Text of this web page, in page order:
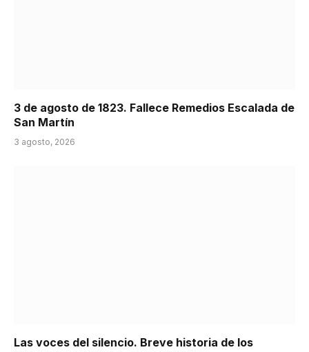
3 de agosto de 1823. Fallece Remedios Escalada de
San Martín
3 agosto, 2026
Las voces del silencio. Breve historia de los